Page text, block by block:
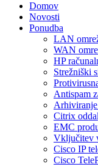
Domov
Novosti
Ponudba
LAN
WAN
HP
Strežniški
Antispam
Citrix
EMC
Vključitev
Cisco IP
Cisco